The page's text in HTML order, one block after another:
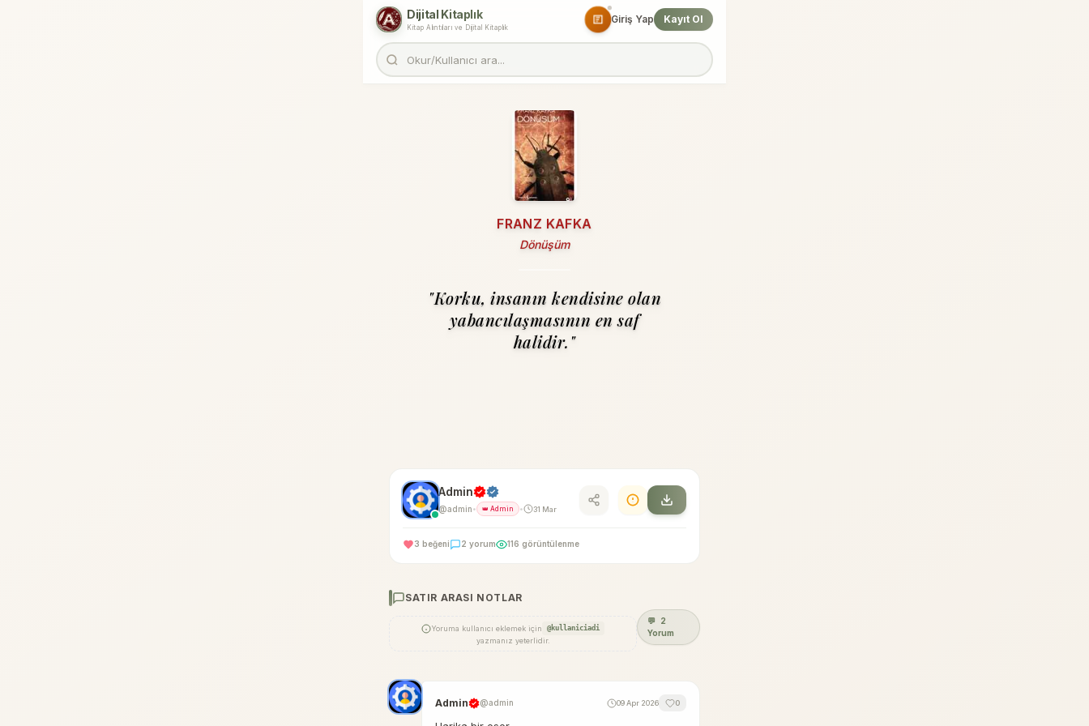
Dijital Kitaplık
Kitap Alıntıları ve Dijital Kitaplık
Giriş Yap Kayıt Ol
FRANZ KAFKA
Dönüşüm
"Korku, insanın kendisine olan
yabancılaşmasının en saf
halidir."
Admin
@admin • 👑 Admin • 31 Mar
3 beğeni 2 yorum 116 görüntülenme
SATIR ARASI NOTLAR
Yoruma kullanıcı eklemek için @kullaniciadi
yazmanız yeterlidir.
💬
2
Yorum
Admin @admin 09 Apr 2026 0